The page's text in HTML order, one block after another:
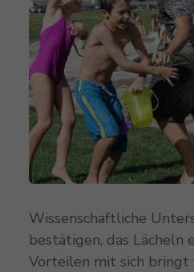
Wissenschaftliche
bestätigen, das Lächeln
Vorteilen mit sich bringt